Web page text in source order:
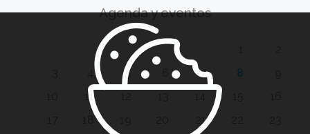
Agenda y eventos
5 7 8
11
21